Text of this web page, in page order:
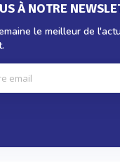
À NOTRE
le meilleur de